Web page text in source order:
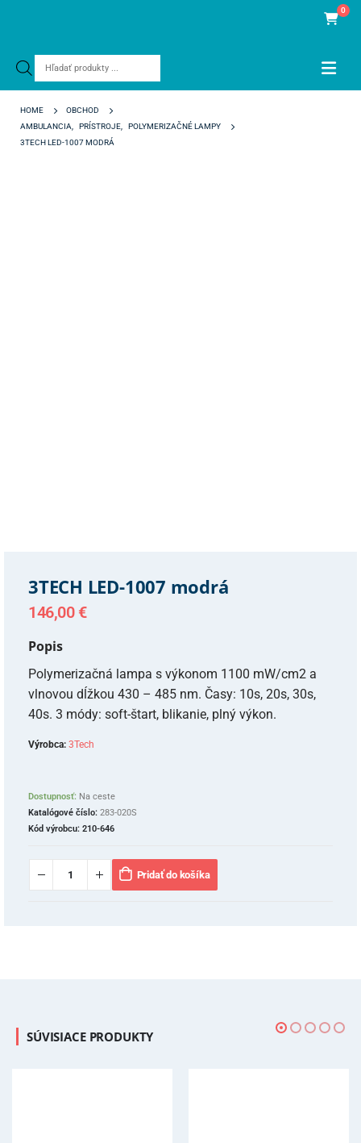
Products
0
HOME
OBCHOD
AMBULANCIA
PRÍSTROJE
POLYMERIZAČNÉ LAMPY
3TECH LED-1007 MODRÁ
3TECH LED-1007 modrá
146,00 €
Popis
Polymerizačná lampa s výkonom 1100 mW/cm2 a
vlnovou dĺžkou 430 – 485 nm. Časy: 10s, 20s, 30s,
40s. 3 módy: soft-štart, blikanie, plný výkon.
Výrobca: 3Tech
Dostupnosť: Na ceste
Katalógové číslo: 283-020S
Kód výrobcu: 210-646
Pridať do košíka
SÚVISIACE PRODUKTY